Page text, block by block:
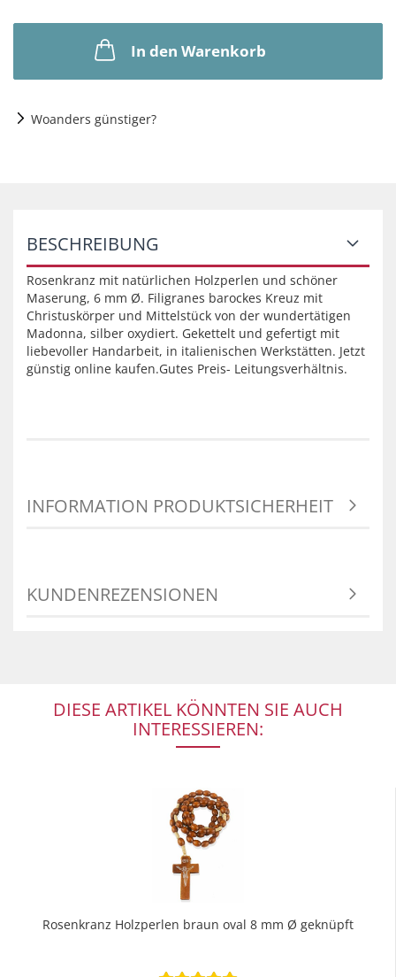
In den Warenkorb
Woanders günstiger?
BESCHREIBUNG
Rosenkranz mit natürlichen Holzperlen und schöner
Maserung, 6 mm Ø. Filigranes barockes Kreuz mit
Christuskörper und Mittelstück von der wundertätigen
Madonna, silber oxydiert. Gekettelt und gefertigt mit
liebevoller Handarbeit, in italienischen Werkstätten. Jetzt
günstig online kaufen.Gutes Preis- Leitungsverhältnis.
INFORMATION PRODUKTSICHERHEIT
KUNDENREZENSIONEN
DIESE ARTIKEL KÖNNTEN SIE AUCH
INTERESSIEREN:
Rosenkranz Holzperlen braun oval 8 mm Ø geknüpft